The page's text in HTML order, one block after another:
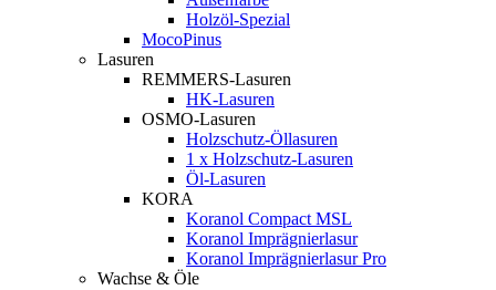
Holzöl-Spezial
MocoPinus
Lasuren
REMMERS-Lasuren
HK-Lasuren
OSMO-Lasuren
Holzschutz-Öllasuren
1 x Holzschutz-Lasuren
Öl-Lasuren
KORA
Koranol Compact MSL
Koranol Imprägnierlasur
Koranol Imprägnierlasur Pro
Wachse & Öle